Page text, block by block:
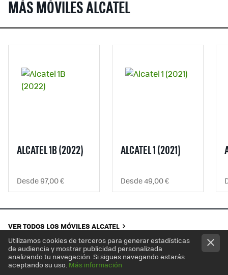
MÁS MÓVILES ALCATEL
ALCATEL 1B (2022)
Desde 97,00 €
ALCATEL 1 (2021)
Desde 49,00 €
VER TODOS LOS MÓVILES ALCATEL
Utilizamos cookies de terceros para generar estadísticas
de audiencia y mostrar publicidad personalizada
analizando tu navegación. Si sigues navegando estarás
aceptando su uso. Más información